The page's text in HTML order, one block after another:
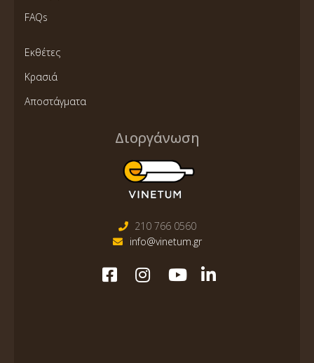
FAQs
Εκθέτες
Κρασιά
Αποστάγματα
Διοργάνωση
210 766 0560
info@vinetum.gr